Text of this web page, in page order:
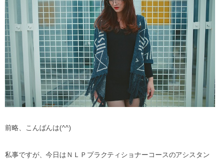
前略、こんばんは(^^)
私事ですが、今日はＮＬＰプラクティショナーコースのアシスタン